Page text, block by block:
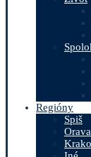
Regióny
Spiš
Orava